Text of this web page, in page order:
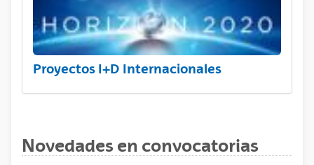
Proyectos I+D Internacionales
Novedades en convocatorias